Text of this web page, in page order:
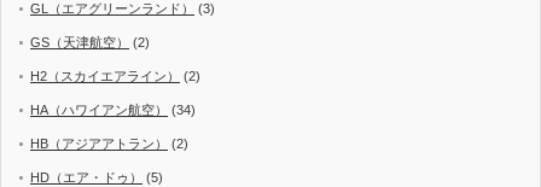
GL（エアグリーンランド） (3)
GS（天津航空） (2)
H2（スカイエアライン） (2)
HA（ハワイアン航空） (34)
HB（アジアアトラン） (2)
HD（エア・ドゥ） (5)